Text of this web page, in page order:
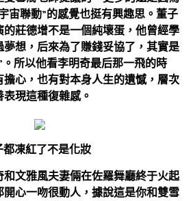
宙聯動”的感覺也挺有興趣思。董子
的莊德增不是一個純壞蛋，他曾經學
夢想，后來為了賺錢妥協了，其實是
所以他看李明奇最后那一飛的時
心，也有對本身人生的遺憾，層次
現這種復雜感。
都凍紅了不是化妝
文雅風夫妻倆在佐羅舞廳終于火起
心一吻很動人，據說這是你和雙雪